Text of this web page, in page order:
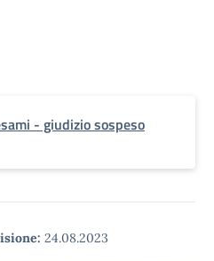
- giudizio sospeso
24.08.2023